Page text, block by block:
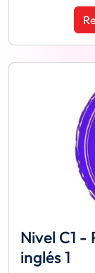
Nivel C1 -
inglés 1